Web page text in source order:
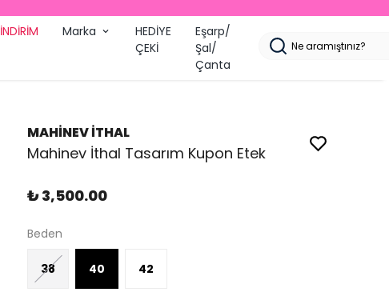
İNDİRİM Marka
HEDİYE
ÇEKİ
Eşarp/
Şal/
Çanta
MAHİNEV İTHAL
Mahinev İthal Tasarım Kupon Etek
₺ 3,500.00
Beden
38 40 42